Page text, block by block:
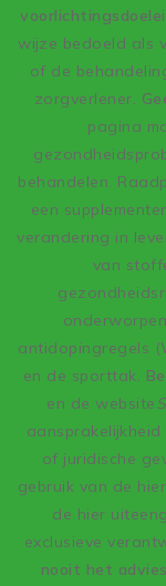
wijze bedoeld als
of de
zorgverlener.
pagina
behandelen.
een
verandering in
van
antidopingregels
en de sporttak.
en de website
of juridische
gebruik van de
de hier
exclusieve
nooit het